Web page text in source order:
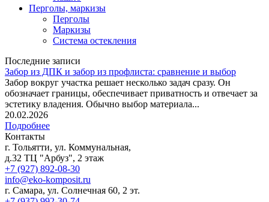
Перголы, маркизы
Перголы
Маркизы
Система остекления
Последние записи
Забор из ДПК и забор из профлиста: сравнение и выбор
Забор вокруг участка решает несколько задач сразу. Он
обозначает границы, обеспечивает приватность и отвечает за
эстетику владения. Обычно выбор материала...
20.02.2026
Подробнее
Контакты
г. Тольятти, ул. Коммунальная,
д.32 ТЦ "Арбуз", 2 этаж
+7 (927) 892-08-30
info@eko-komposit.ru
г. Самара, ул. Солнечная 60, 2 эт.